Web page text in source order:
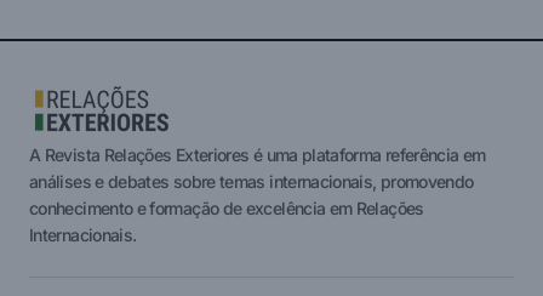
A Revista Relações Exteriores é uma plataforma referência em
análises e debates sobre temas internacionais, promovendo
conhecimento e formação de excelência em Relações
Internacionais.